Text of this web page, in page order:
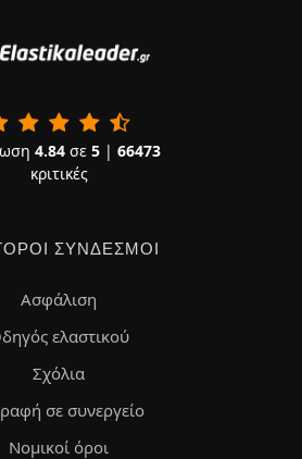
4.84σε 5| 66473
κριτικές
ΣΎΝΔΕΣΜΟΙ
Ασφάλιση
ελαστικού
Σχόλια
σε συνεργείο
Νομικοί όροι